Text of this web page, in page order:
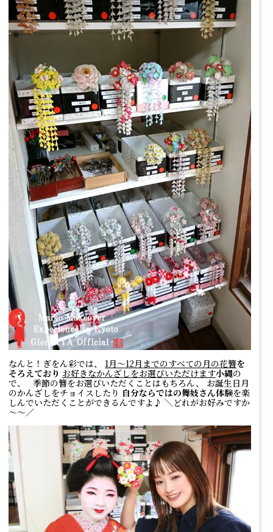
なんと！ぎをん彩では、 1月～12月までのすべての月の花簪を
そろえており お好きなかんざしをお選びいただけます小縄の
で、 季節の簪をお選びいただくことはもちろん、 お誕生日月
のかんざしをチョイスしたり 自分ならではの舞妓さん体験を楽
しんでいただくことができるんですよ♪ ＼どれがお好みですか
～～／